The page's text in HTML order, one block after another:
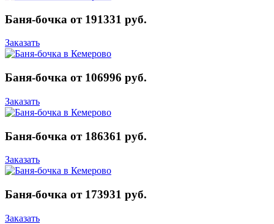
Баня-бочка от 191331 руб.
Заказать
Баня-бочка от 106996 руб.
Заказать
Баня-бочка от 186361 руб.
Заказать
Баня-бочка от 173931 руб.
Заказать